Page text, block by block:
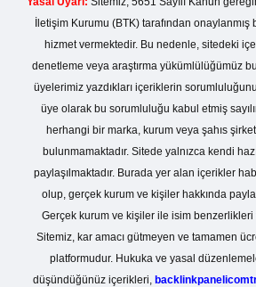
İletişim Kurumu (BTK) tarafından onaylanmış
hizmet vermektedir. Bu nedenle, sitedeki
denetleme veya araştırma yükümlülüğümüz
üyelerimiz yazdıkları içeriklerin
üye olarak bu sorumluluğu kabul etmiş
herhangi bir marka, kurum veya şahıs
bulunmamaktadır. Sitede yalnızca kendi
paylaşılmaktadır. Burada yer alan içerikler
olup, gerçek kurum ve kişiler hakkında
Gerçek kurum ve kişiler ile isim
Sitemiz, kar amacı gütmeyen ve tamamen
platformudur. Hukuka ve yasal
düşündüğünüz içerikleri,